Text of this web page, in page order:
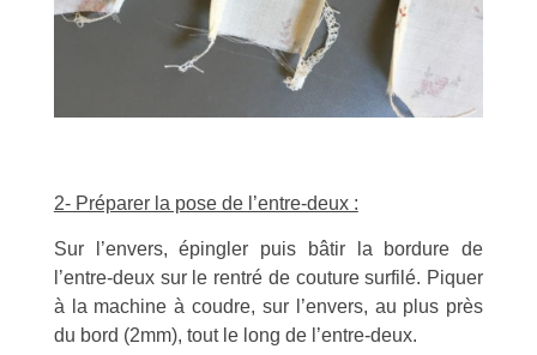
2- Préparer la pose de l’entre-deux :
Sur l’envers, épingler puis bâtir la bordure de
l’entre-deux sur le rentré de couture surfilé. Piquer
à la machine à coudre, sur l’envers, au plus près
du bord (2mm), tout le long de l’entre-deux.